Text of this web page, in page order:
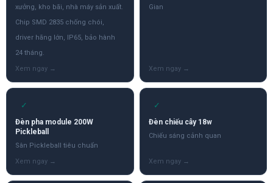
xưởng, kho bãi, nhà máy sản xuất.
Chip SMD 2835 chống chói,
driver hãng lớn, IP65, bảo hành
24 tháng.
Gian
✓
Đèn pha module 200W
Pickleball
Sân Pickleball tiêu chuẩn
✓
Đèn chiếu cây 18w
Chiếu sáng cảnh quan